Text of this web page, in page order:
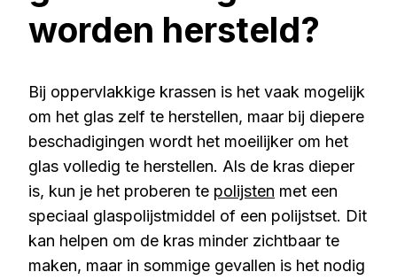
worden hersteld?
Bij oppervlakkige krassen is het vaak mogelijk
om het glas zelf te herstellen, maar bij diepere
beschadigingen wordt het moeilijker om het
glas volledig te herstellen. Als de kras dieper
is, kun je het proberen te polijsten met een
speciaal glaspolijstmiddel of een polijstset. Dit
kan helpen om de kras minder zichtbaar te
maken, maar in sommige gevallen is het nodig